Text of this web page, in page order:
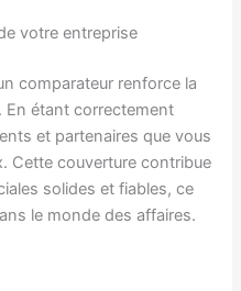
votre entreprise
comparateur renforce la
En étant correctement
et partenaires que vous
Cette couverture contribue
solides et fiables, ce
le monde des affaires.